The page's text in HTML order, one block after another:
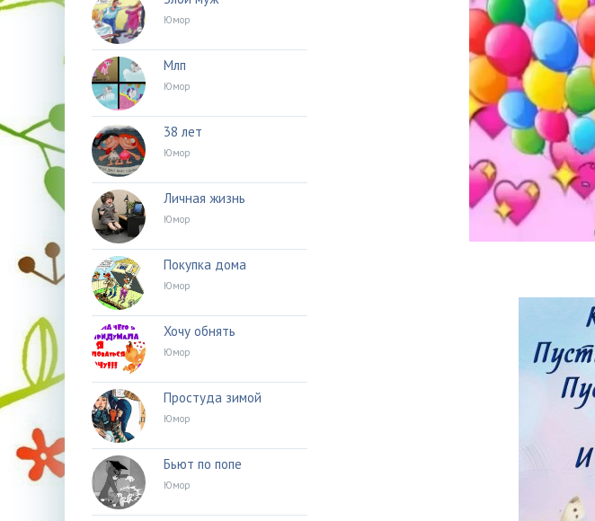
Юмор
Млп
Юмор
38 лет
Юмор
Личная жизнь
Юмор
Покупка дома
Юмор
Хочу обнять
Юмор
Простуда зимой
Юмор
Бьют по попе
Юмор